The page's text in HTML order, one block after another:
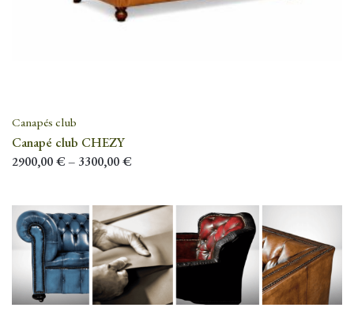
Canapés club
Canapé club CHEZY
2900,00€– 3300,00€